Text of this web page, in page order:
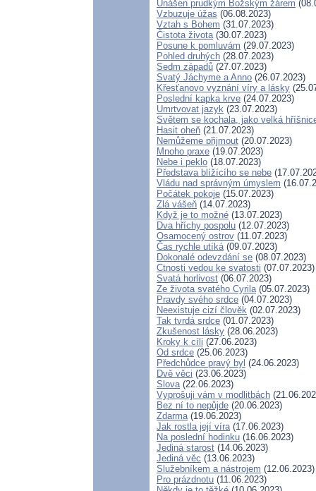
Unášen prudkým Božským žárem
Vzbuzuje úžas (06.08.2023)
Vztah s Bohem (31.07.2023)
Čistota života(30.07.2023)
Posune k pomluvám (29.07.2023)
Pohled druhých (28.07.2023)
Sedm západů (27.07.2023)
Svatý Jáchyme a Anno (26.07.2023)
Křesťanovo vyznání víry a lásky
Poslední kapka krve (24.07.2023)
Umrtvovat jazyk (23.07.2023)
Světem se kochala, jako velká
Hasit oheň (21.07.2023)
Nemůžeme přijmout (20.07.2023)
Mnoho praxe (19.07.2023)
Nebe i peklo (18.07.2023)
Představa blížícího se nebe
Vládu nad správným úmyslem
Počátek pokoje (15.07.2023)
Zlá vášeň (14.07.2023)
Když je to možné (13.07.2023)
Dva hříchy pospolu (12.07.2023)
Osamocený ostrov (11.07.2023)
Čas rychle utíká(09.07.2023)
Dokonalé odevzdání se (08.07.2023)
Ctnosti vedou ke svatosti (07.07.2023)
Svatá horlivost (06.07.2023)
Ze života svatého Cyrila(05.07.2023)
Pravdy svého srdce (04.07.2023)
Neexistuje cizí člověk (02.07.2023)
Tak tvrdá srdce (01.07.2023)
Zkušenost lásky (28.06.2023)
Kroky k cíli (27.06.2023)
Od srdce (25.06.2023)
Předchůdce pravý byl (24.06.2023)
Dvě věci (23.06.2023)
Slova(22.06.2023)
Vyprošuji vám v modlitbách
Bez ní to nepůjde (20.06.2023)
Zdarma(19.06.2023)
Jak rostla její víra(17.06.2023)
Na poslední hodinku (16.06.2023)
Jediná starost (14.06.2023)
Jediná věc (13.06.2023)
Služebníkem a nástrojem (12.06.2023)
Pro prázdnotu (11.06.2023)